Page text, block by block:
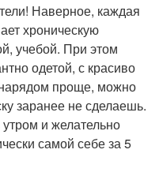
Наверное, каждая
хроническую
учебой. При этом
одетой, с красиво
проще, можно
заранее не сделаешь.
и желательно
самой себе за 5